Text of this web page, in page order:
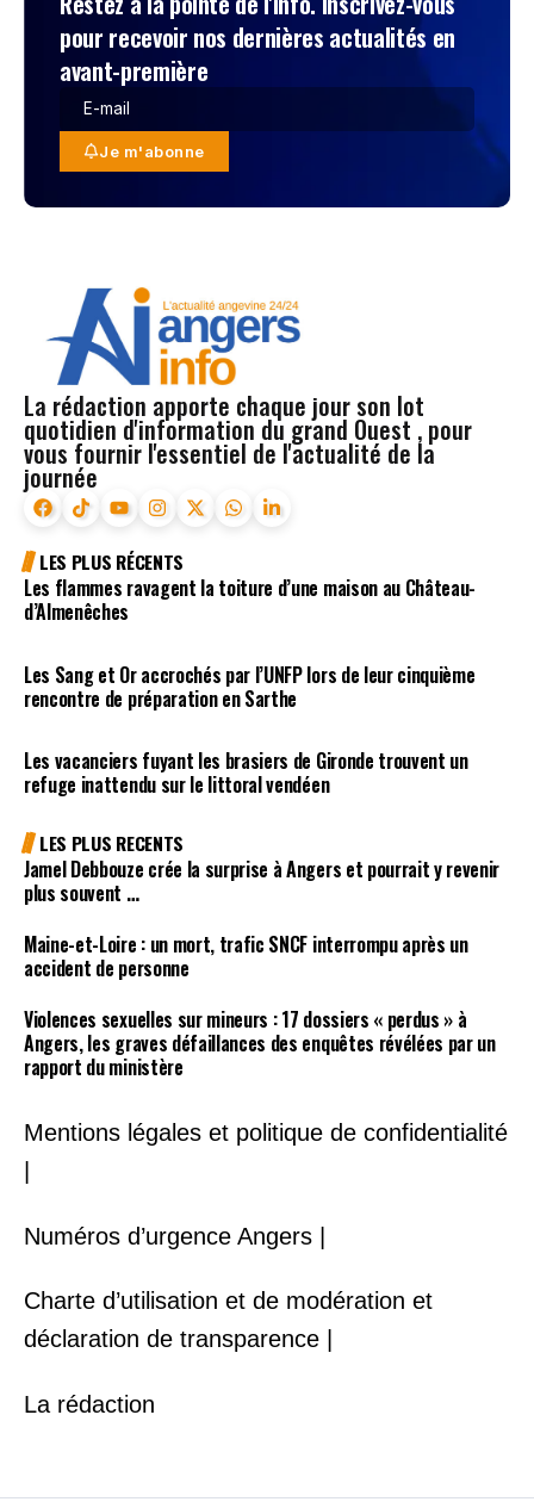
pour recevoir nos dernières actualités en
avant-première
Je m'abonne
La rédaction apporte chaque jour son lot
quotidien d'information du grand Ouest , pour
vous fournir l'essentiel de l'actualité de la
journée
LES PLUS RÉCENTS
Les flammes ravagent la toiture d’une maison au Château-
d’Almenêches
Les Sang et Or accrochés par l’UNFP lors de leur cinquième
rencontre de préparation en Sarthe
Les vacanciers fuyant les brasiers de Gironde trouvent un
refuge inattendu sur le littoral vendéen
LES PLUS RECENTS
Jamel Debbouze crée la surprise à Angers et pourrait y revenir
plus souvent …
Maine-et-Loire : un mort, trafic SNCF interrompu après un
accident de personne
Violences sexuelles sur mineurs : 17 dossiers « perdus » à
Angers, les graves défaillances des enquêtes révélées par un
rapport du ministère
Mentions légales et politique de confidentialité
Numéros d’urgence Angers |
Charte d’utilisation et de modération et
déclaration de transparence |
La rédaction